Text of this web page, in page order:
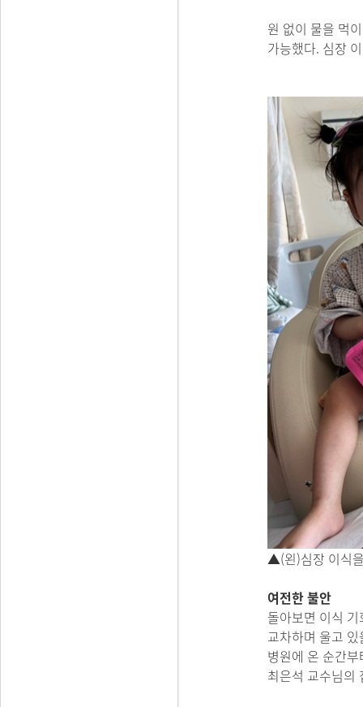
원 없이 물을 먹
가능했다. 심장
▲(왼)심장 이식
여전한 불안
돌아보면 이식
교차하며 울고
병원에 온 순간
최은석 교수님의